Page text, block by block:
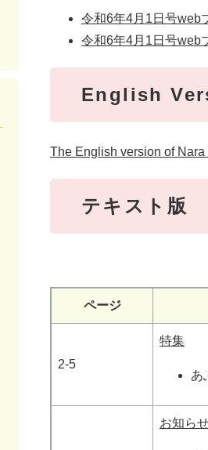
令和6年4月1日号
令和6年4月1日号
English
The English version of
テキスト版
ページ
2-5
特集
あ
お知ら